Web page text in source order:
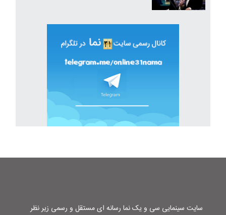
سایت سینمایی سی و یک نما رسانه ای مستقل و رسمی زیر نظر